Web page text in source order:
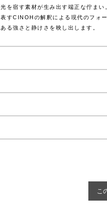
を宿す素材が生み出す端正な佇まい
すCINOHの解釈による現代のフォ
る強さと静けさを映し出します。